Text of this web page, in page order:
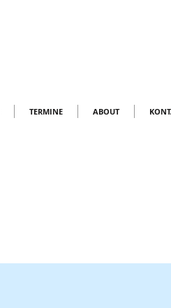
TERMINE ABOUT